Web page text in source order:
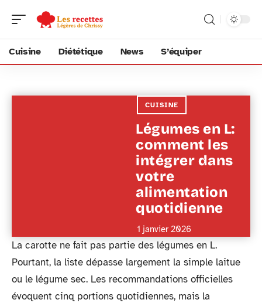
Cuisine Diététique News S’équiper
CUISINE
Légumes en L:
comment les
intégrer dans
votre
alimentation
quotidienne
1 janvier 2026
La carotte ne fait pas partie des légumes en L.
Pourtant, la liste dépasse largement la simple laitue
ou le légume sec. Les recommandations officielles
évoquent cinq portions quotidiennes, mais la